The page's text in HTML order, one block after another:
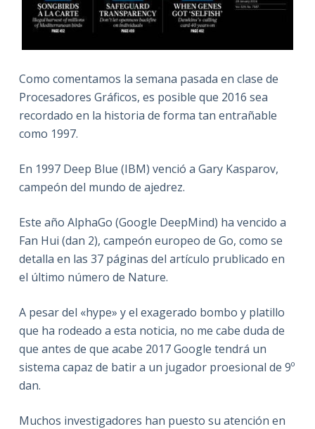
Como comentamos la semana pasada en clase de
Procesadores Gráficos, es posible que 2016 sea
recordado en la historia de forma tan entrañable
como 1997.
En 1997 Deep Blue (IBM) venció a Gary Kasparov,
campeón del mundo de ajedrez.
Este año AlphaGo (Google DeepMind) ha vencido a
Fan Hui (dan 2), campeón europeo de Go, como se
detalla en las 37 páginas del artículo prublicado en
el último número de Nature.
A pesar del «hype» y el exagerado bombo y platillo
que ha rodeado a esta noticia, no me cabe duda de
que antes de que acabe 2017 Google tendrá un
sistema capaz de batir a un jugador proesional de 9º
dan.
Muchos investigadores han puesto su atención en